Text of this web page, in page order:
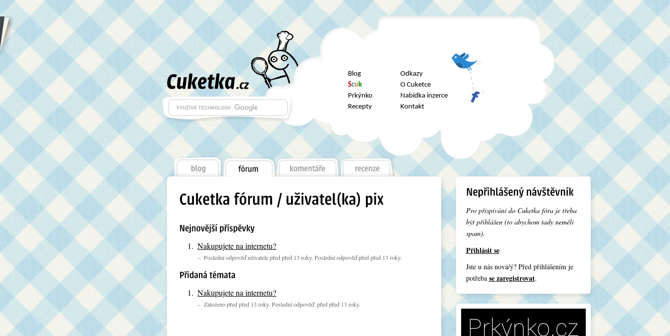
Blog
Scuk
Prkýnko
Recepty
Odkazy
O Cuketce
Nabídka inzerce
Kontakt
Nakupujete na internetu?
– Poslední odpověď uživatele před před 13 roky. Poslední odpověď před před 13 roky.
Nakupujete na internetu?
– Založeno před před 13 roky. Poslední odpověď: před před 13 roky.
Pro přispívání do Cuketka fóra je třeba
být přihlášen (to abychom tady neměli
spam).
Přihlásit se
Jste u nás nová/ý? Před přihlášením je
potřeba se zaregistrovat.